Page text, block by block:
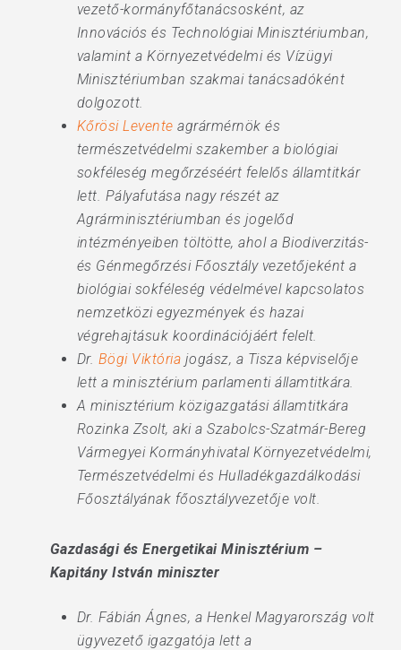
vezető-kormányfőtanácsosként, az
Innovációs és Technológiai Minisztériumban,
valamint a Környezetvédelmi és Vízügyi
Minisztériumban szakmai tanácsadóként
dolgozott.
Kőrösi Levente agrármérnök és
természetvédelmi szakember a biológiai
sokféleség megőrzéséért felelős államtitkár
lett. Pályafutása nagy részét az
Agrárminisztériumban és jogelőd
intézményeiben töltötte, ahol a Biodiverzitás-
és Génmegőrzési Főosztály vezetőjeként a
biológiai sokféleség védelmével kapcsolatos
nemzetközi egyezmények és hazai
végrehajtásuk koordinációjáért felelt.
Dr. Bögi Viktória jogász, a Tisza képviselője
lett a minisztérium parlamenti államtitkára.
A minisztérium közigazgatási államtitkára
Rozinka Zsolt, aki a Szabolcs-Szatmár-Bereg
Vármegyei Kormányhivatal Környezetvédelmi,
Természetvédelmi és Hulladékgazdálkodási
Főosztályának főosztályvezetője volt.
Gazdasági és Energetikai Minisztérium –
Kapitány István miniszter
Dr. Fábián Ágnes, a Henkel Magyarország volt
ügyvezető igazgatója lett a